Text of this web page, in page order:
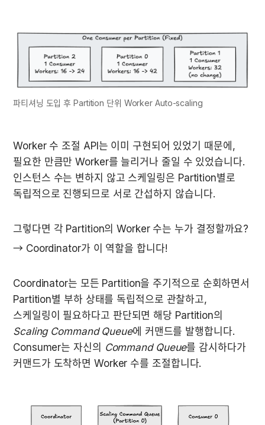
파티셔닝 도입 후 Partition 단위 Worker Auto-scaling
Worker 수 조절 API는 이미 구현되어 있었기 때문에,
필요한 만큼만 Worker를 늘리거나 줄일 수 있었습니다.
인스턴스 수는 변하지 않고 스케일링은 Partition별로
독립적으로 진행되므로 서로 간섭하지 않습니다.
그렇다면 각 Partition의 Worker 수는 누가 결정할까요?
→ Coordinator가 이 역할을 합니다!
Coordinator는 모든 Partition을 주기적으로 순회하면서
Partition별 부하 상태를 독립적으로 관찰하고,
Scaling Command Queue에 커맨드를 발행합니다.
Consumer는 자신의 Command Queue를 감시하다가
커맨드가 도착하면 Worker 수를 조절합니다.